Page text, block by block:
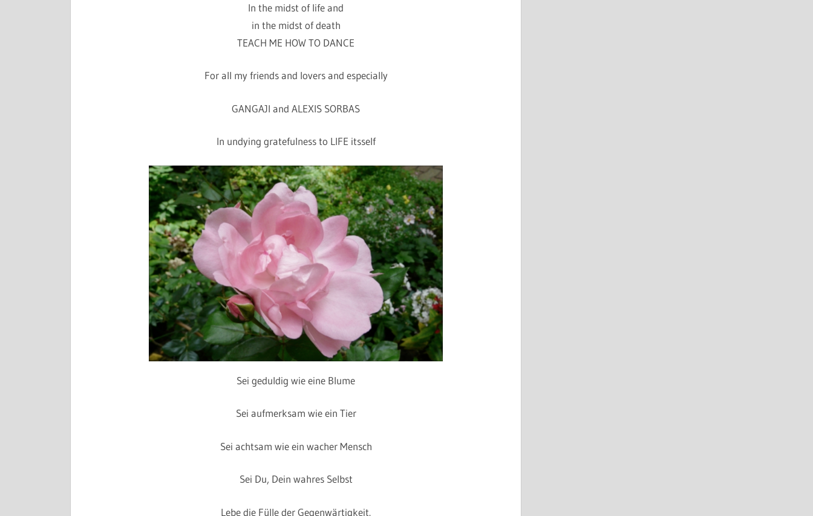
In the midst of life and
in the midst of death
TEACH ME HOW TO DANCE
For all my friends and lovers and especially
GANGAJI and ALEXIS SORBAS
In undying gratefulness to LIFE itsself
Sei geduldig wie eine Blume
Sei aufmerksam wie ein Tier
Sei achtsam wie ein wacher Mensch
Sei Du, Dein wahres Selbst
Lebe die Fülle der Gegenwärtigkeit.